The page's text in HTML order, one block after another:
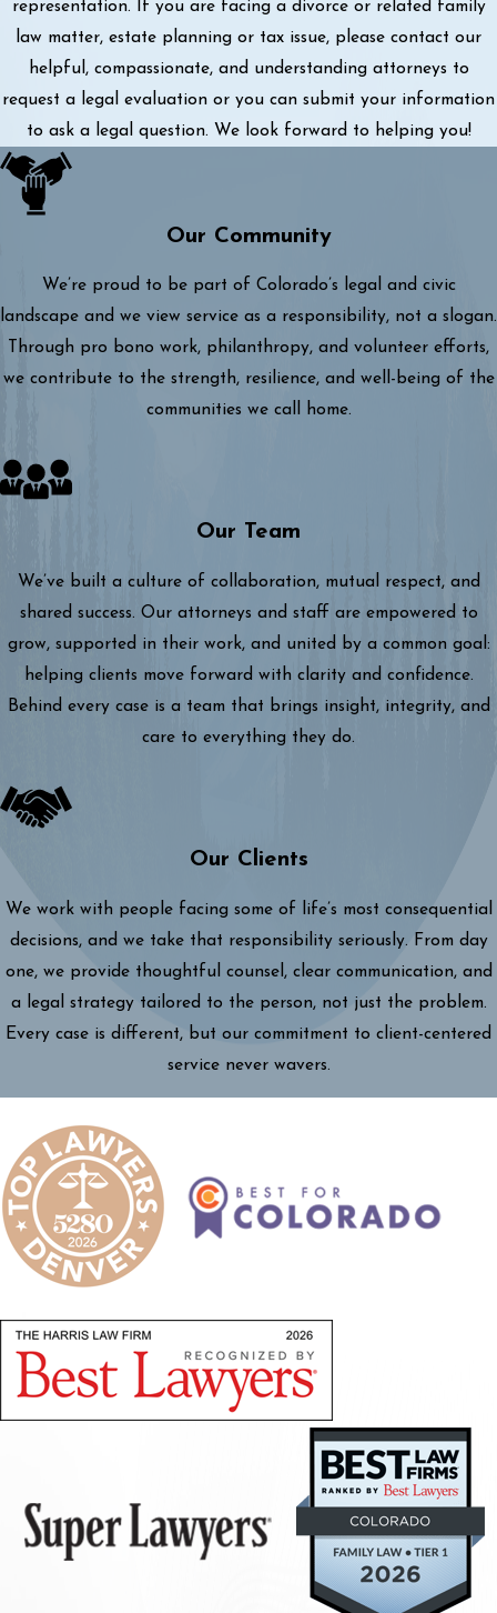
representation. If you are facing a divorce or related family
law matter, estate planning or tax issue, please contact our
helpful, compassionate, and understanding attorneys to
request a legal evaluation or you can submit your information
to ask a legal question. We look forward to helping you!
Our Community
We’re proud to be part of Colorado’s legal and civic
landscape and we view service as a responsibility, not a slogan.
Through pro bono work, philanthropy, and volunteer efforts,
we contribute to the strength, resilience, and well-being of the
communities we call home.
Our Team
We’ve built a culture of collaboration, mutual respect, and
shared success. Our attorneys and staff are empowered to
grow, supported in their work, and united by a common goal:
helping clients move forward with clarity and confidence.
Behind every case is a team that brings insight, integrity, and
care to everything they do.
Our Clients
We work with people facing some of life’s most consequential
decisions, and we take that responsibility seriously. From day
one, we provide thoughtful counsel, clear communication, and
a legal strategy tailored to the person, not just the problem.
Every case is different, but our commitment to client-centered
service never wavers.